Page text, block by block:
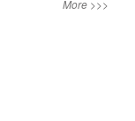
More >>>